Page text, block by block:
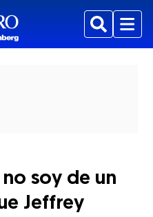
BuscarMenu
no soy de un
Jeffrey